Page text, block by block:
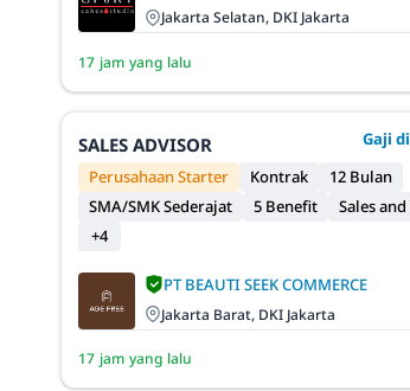
Jakarta Selatan, DKI Jakarta
17 jam yang lalu
SALES ADVISOR
Gaji
Perusahaan Starter
Kontrak
12 Bulan
SMA/SMK Sederajat
5 Benefit
Sales
+4
PT BEAUTI SEEK COMMERCE
Jakarta Barat, DKI Jakarta
17 jam yang lalu